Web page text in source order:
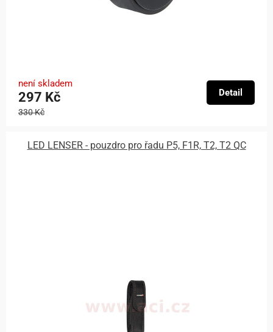
není skladem
297 Kč
330 Kč
Detail
LED LENSER - pouzdro pro řadu P5, F1R, T2, T2 QC